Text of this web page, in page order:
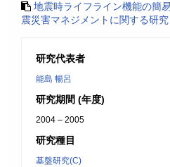
地震時ライフライン機能の簡
震災害マネジメントに関する研究
研究代表者
能島 暢呂
研究期間 (年度)
2004 – 2005
研究種目
基盤研究(C)